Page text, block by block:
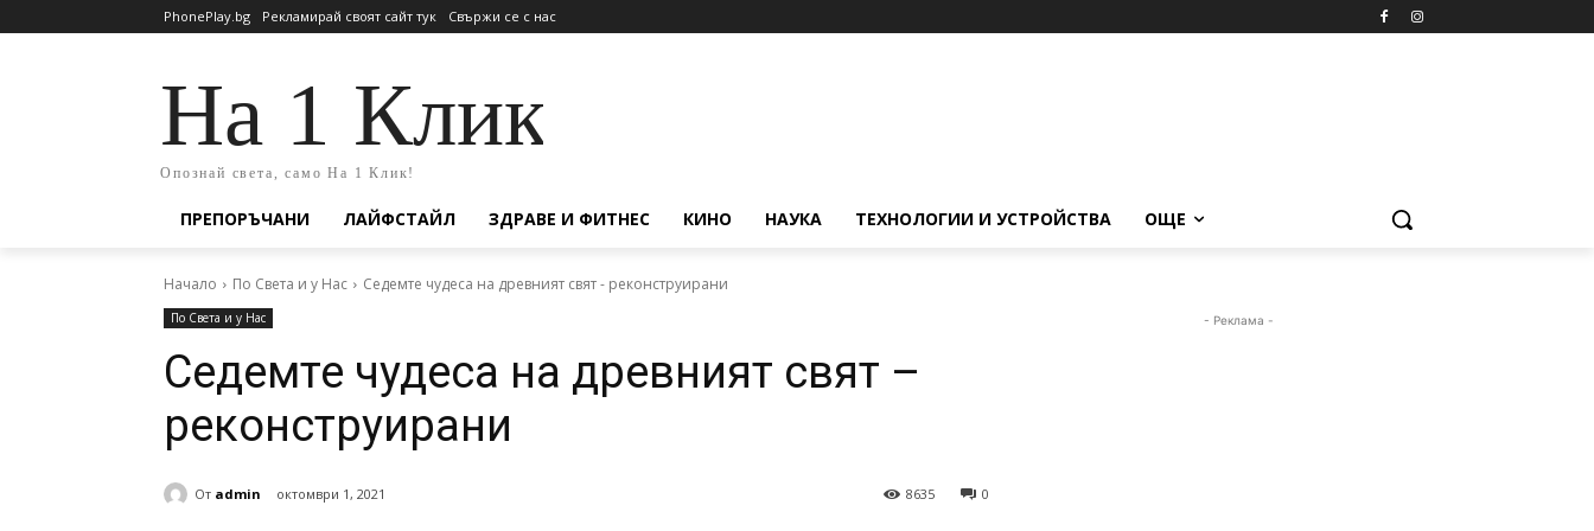
PhonePlay.bg Рекламирай своят сайт тук Свържи се с нас
На 1 Клик
Опознай света, само На 1 Клик!
ПРЕПОРЪЧАНИ ЛАЙФСТАЙЛ ЗДРАВЕ И ФИТНЕС КИНО НАУКА ТЕХНОЛОГИИ И УСТРОЙСТВА ОЩЕ
Начало По Света и у Нас Седемте чудеса на древният свят - реконструирани
По Света и у Нас
Седемте чудеса на древният свят –
реконструирани
От admin октомври 1, 2021 0
8635
- Реклама -